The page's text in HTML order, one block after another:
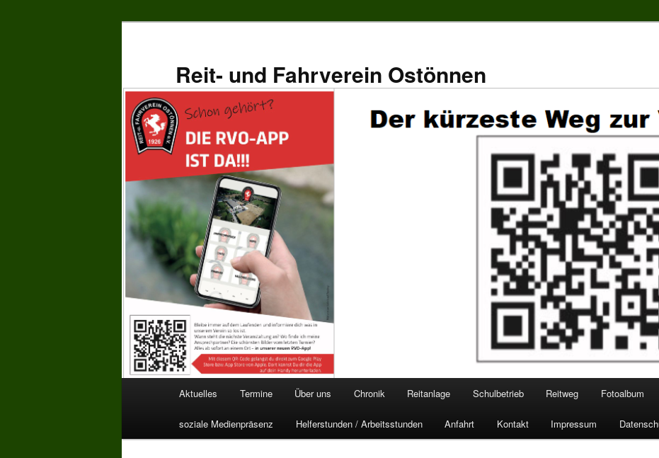
Reit- und Fahrverein Ostönnen
Aktuelles Termine Über uns Chronik Reitanlage Schulbetrieb Reitweg Fotoalbum
soziale Medienpräsenz Helferstunden / Arbeitsstunden Anfahrt Kontakt Impressum